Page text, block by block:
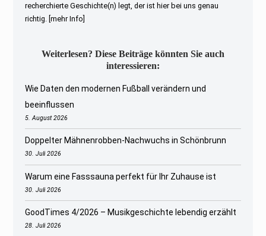
recherchierte Geschichte(n) legt, der ist hier bei uns genau
richtig.
[mehr Info]
Weiterlesen? Diese Beiträge könnten Sie auch
interessieren:
Wie Daten den modernen Fußball verändern und
beeinflussen
5. August 2026
Doppelter Mähnenrobben-Nachwuchs in Schönbrunn
30. Juli 2026
Warum eine Fasssauna perfekt für Ihr Zuhause ist
30. Juli 2026
GoodTimes 4/2026 – Musikgeschichte lebendig erzählt
28. Juli 2026